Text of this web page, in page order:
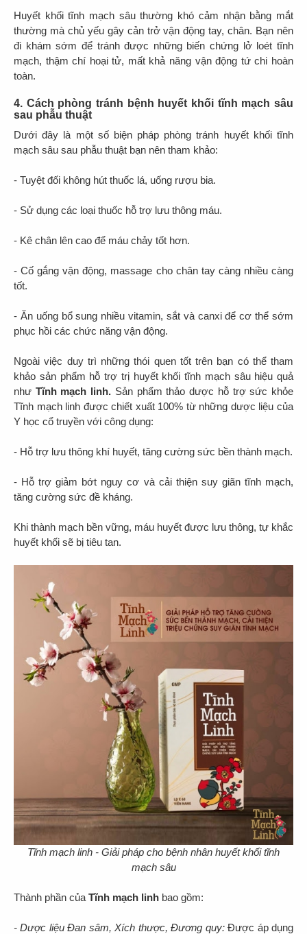
Huyết khối tĩnh mạch sâu thường khó cảm nhận bằng mắt
thường mà chủ yếu gây cản trở vận động tay, chân. Bạn nên
đi khám sớm để tránh được những biến chứng lở loét tĩnh
mạch, thậm chí hoại tử, mất khả năng vận động tứ chi hoàn
toàn.
4. Cách phòng tránh bệnh huyết khối tĩnh mạch sâu
sau phẫu thuật
Dưới đây là một số biện pháp phòng tránh huyết khối tĩnh
mạch sâu sau phẫu thuật bạn nên tham khảo:
- Tuyệt đối không hút thuốc lá, uống rượu bia.
- Sử dụng các loại thuốc hỗ trợ lưu thông máu.
- Kê chân lên cao để máu chảy tốt hơn.
- Cố gắng vận động, massage cho chân tay càng nhiều càng
tốt.
- Ăn uống bổ sung nhiều vitamin, sắt và canxi để cơ thể sớm
phục hồi các chức năng vận động.
Ngoài việc duy trì những thói quen tốt trên bạn có thể tham
khảo sản phẩm hỗ trợ trị huyết khối tĩnh mạch sâu hiệu quả
như Tĩnh mạch linh. Sản phẩm thảo dược hỗ trợ sức khỏe
Tĩnh mạch linh được chiết xuất 100% từ những dược liệu của
Y học cổ truyền với công dụng:
- Hỗ trợ lưu thông khí huyết, tăng cường sức bền thành mạch.
- Hỗ trợ giảm bớt nguy cơ và cải thiện suy giãn tĩnh mạch,
tăng cường sức đề kháng.
Khi thành mạch bền vững, máu huyết được lưu thông, tự khắc
huyết khối sẽ bị tiêu tan.
Tĩnh mạch linh - Giải pháp cho bệnh nhân huyết khối tĩnh
mạch sâu
Thành phần của Tĩnh mạch linh bao gồm:
- Dược liệu Đan sâm, Xích thược, Đương quy:Được áp dụng